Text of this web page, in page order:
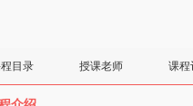
目录 授课老师 课程